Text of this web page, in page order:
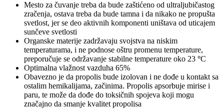
Mesto za čuvanje treba da bude zaštićeno od ultraljubičastog
zračenja, ostava treba da bude tamna i da nikako ne propušta
svetlost, jer se deo aktivnih komponenti uništava od uticajem
sunčeve svetlosti
Organske materije zadržavaju svojstva na niskim
temperaturama, i ne podnose oštru promenu temperature,
preporučuje se održavanje stabilne temperature oko 23 °C
Optimalna vlažnost vazduha 65%
Obavezno je da propolis bude izolovan i ne dođe u kontakt sa
ostalim hemikalijama, začinima. Propolis apsorbuje mirise i
paru, te može da dođe do toksičnih spojeva koji mogu
značajno da smanje kvalitet propolisa